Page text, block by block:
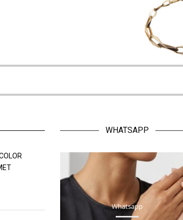
WHATSAPP
Whatsapp